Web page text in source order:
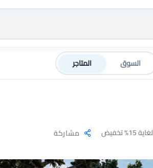
السوق المتاجر
لغاية 15% تخفيض مشاركة